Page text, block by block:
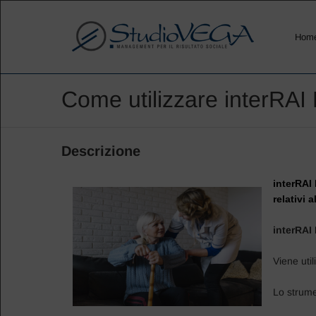
Come utilizzare
Descrizione
interRAI
relativi
interRAI
Viene
Lo